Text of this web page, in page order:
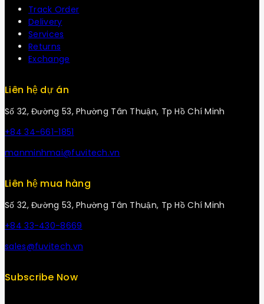
Track Order
Delivery
Services
Returns
Exchange
Liên hệ dự án
Số 32, Đường 53, Phường Tân Thuận, Tp Hồ Chí Minh
+84 34-661-1851
manminhmai@fuvitech.vn
Liên hệ mua hàng
Số 32, Đường 53, Phường Tân Thuận, Tp Hồ Chí Minh
+84 33-430-8669
sales@fuvitech.vn
Subscribe Now